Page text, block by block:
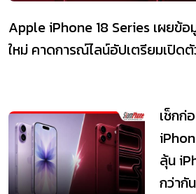
Apple iPhone 18 Series เผยข้
ใหม่ คาดการณ์ไลน์อัปเตรียมเปิด
เช็กก่
ลุ้น
กว่ากั